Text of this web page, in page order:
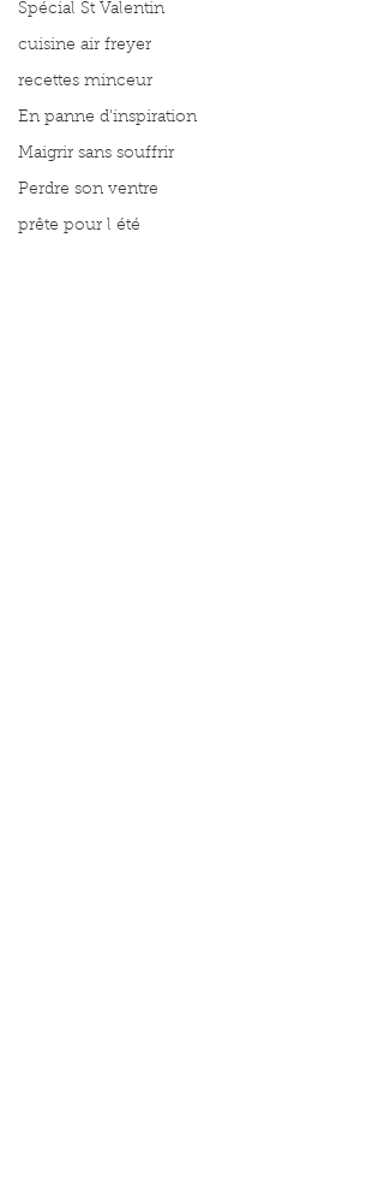
Spécial St Valentin
cuisine air freyer
recettes minceur
En panne d'inspiration
Maigrir sans souffrir
Perdre son ventre
prête pour l été